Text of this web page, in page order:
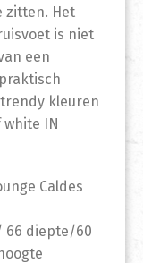
zitten. Het
is niet
een
kleuren
IN
Caldes
66 diepte/60